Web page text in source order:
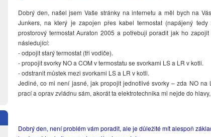
Dobrý den, našel jsem Vaše stránky na internetu a měl bych na
Junkers, na který je zapojen přes kabel termostat (napájený
prostorový termostat Auraton 2005 a potřebuji poradit jak ho
následující:
- odpojit starý termostat (tři vodiče).
- propojit svorky NO a COM v termostatu se svorkami LS a LR v kotli.
- odstranit můstek mezi svorkami LS a LR v kotli.
Jediné, co mi není jasné, jak propojit jednotlivé svorky – zda NO
prací a oprav zvládnu sám, akorát ta elektrotechnika mi nejde do
Dobrý den, není problém vám poradit, ale je důležité mít alespoň